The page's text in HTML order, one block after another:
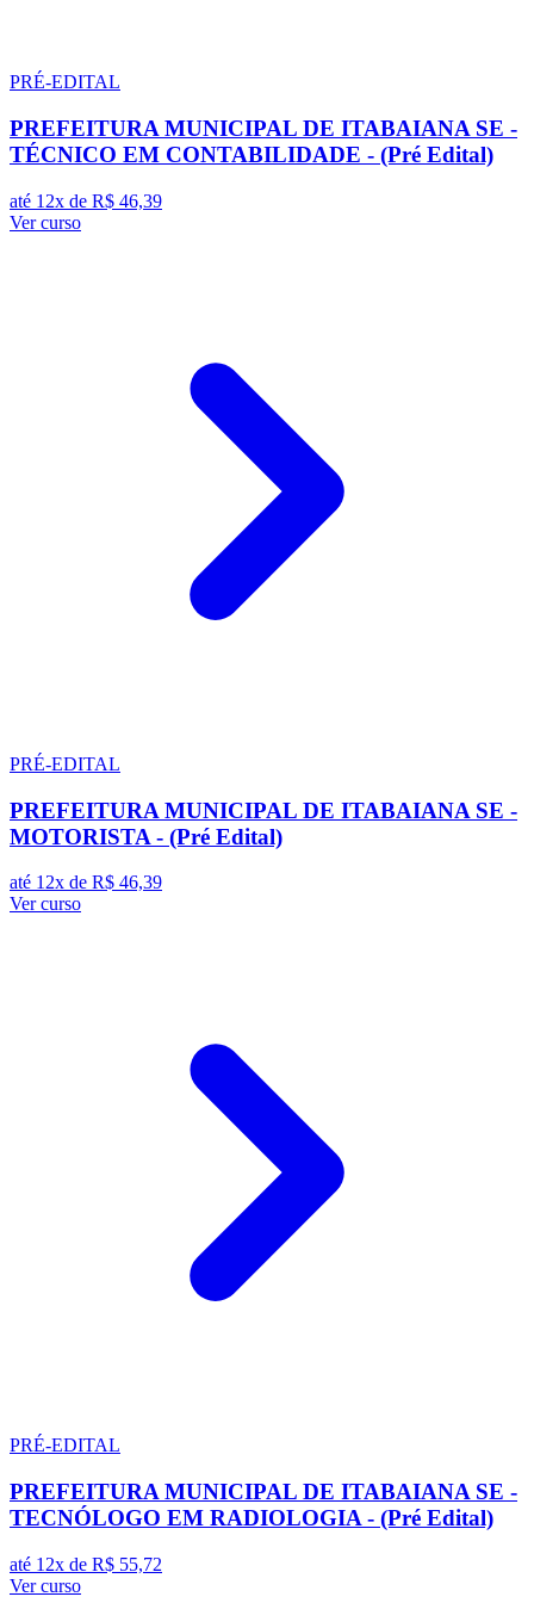
PRÉ-EDITAL
PREFEITURA MUNICIPAL DE ITABAIANA SE -
TÉCNICO EM CONTABILIDADE - (Pré Edital)
até 12x de R$ 46,39
Ver curso
PRÉ-EDITAL
PREFEITURA MUNICIPAL DE ITABAIANA SE -
MOTORISTA - (Pré Edital)
até 12x de R$ 46,39
Ver curso
PRÉ-EDITAL
PREFEITURA MUNICIPAL DE ITABAIANA SE -
TECNÓLOGO EM RADIOLOGIA - (Pré Edital)
até 12x de R$ 55,72
Ver curso